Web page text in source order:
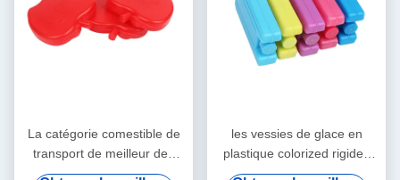
La catégorie comestible de
transport de meilleur des
prix de glace de gel de
les vessies de glace en
plastique colorized rigides
colorées de catégorie